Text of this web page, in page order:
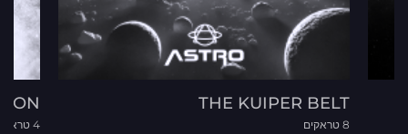
THE KUIPER BELT
8 טראקים 4 טראקים